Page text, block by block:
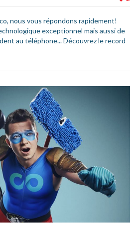
nous vous répondons rapidement!
exceptionnel mais aussi de
au téléphone... Découvrez le record